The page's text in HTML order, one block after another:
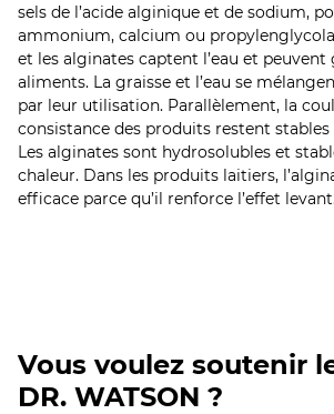
sels de l’acide alginique et de sodium,
ammonium, calcium ou
et les alginates captent l’eau et peuvent
aliments. La graisse et l’eau se
par leur utilisation. Parallèlement, la
consistance des produits restent
Les alginates sont hydrosolubles et
chaleur. Dans les produits laitiers,
efficace parce qu’il renforce l’effet
Vous voulez soutenir
DR. WATSON ?